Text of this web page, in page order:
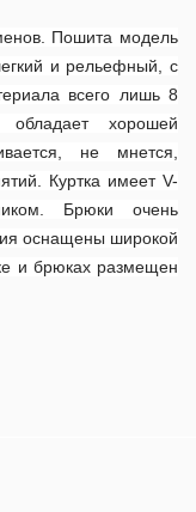
Пошита модель
и рельефный, с
всего лишь 8
хорошей
не мнется,
Куртка имеет V-
Брюки очень
оснащены широкой
и брюках размещен